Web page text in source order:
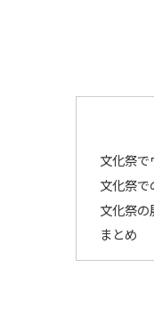
文化祭で
文化祭
文化祭
まとめ